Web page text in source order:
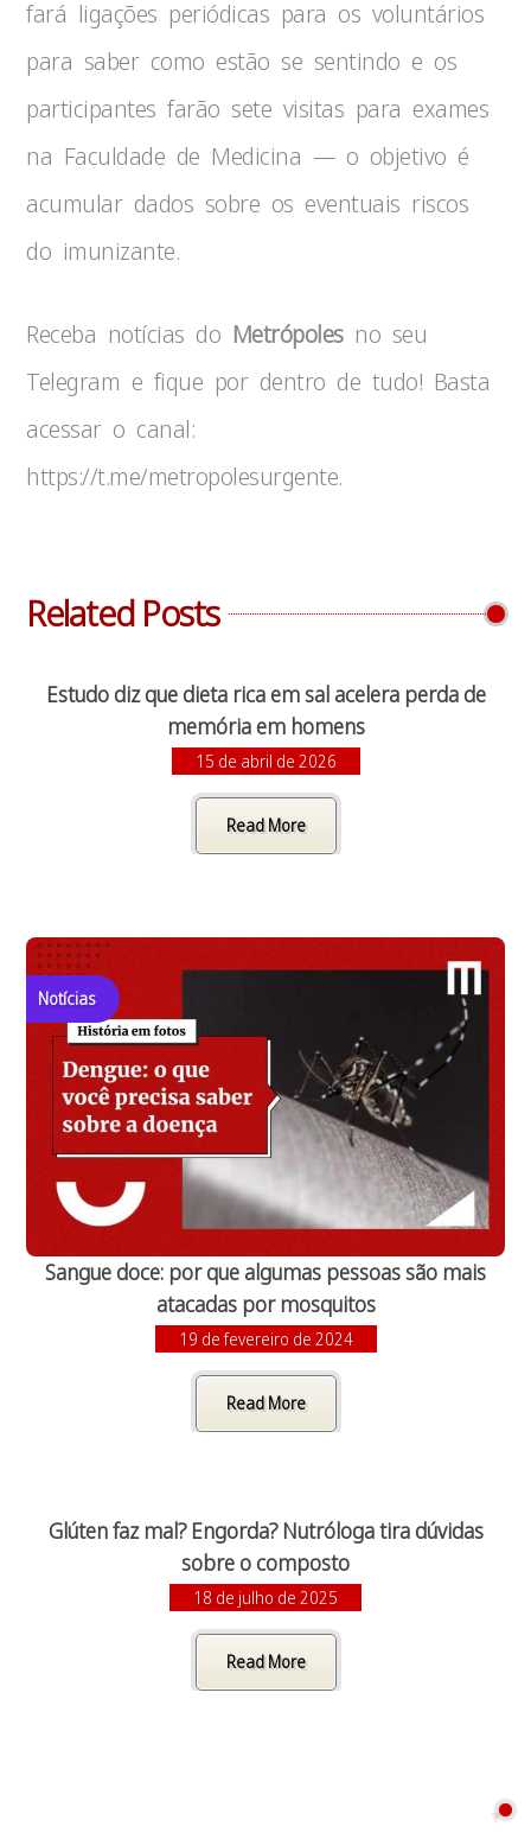
fará ligações periódicas para os voluntários
para saber como estão se sentindo e os
participantes farão sete visitas para exames
na Faculdade de Medicina — o objetivo é
acumular dados sobre os eventuais riscos
do imunizante.
Receba notícias do Metrópolesno seu
Telegram e fique por dentro de tudo! Basta
acessar o canal:
https://t.me/metropolesurgente.
Related Posts
Estudo diz que dieta rica em sal acelera perda de
memória em homens
15 de abril de 2026
Read More
Notícias
Sangue doce: por que algumas pessoas são mais
atacadas por mosquitos
19 de fevereiro de 2024
Read More
Glúten faz mal? Engorda? Nutróloga tira dúvidas
sobre o composto
18 de julho de 2025
Read More